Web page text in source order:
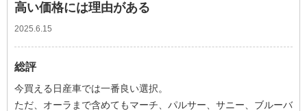
高い価格には理由がある
2025.6.15
総評
今買える日産車では一番良い選択。
ただ、オーラまで含めてもマーチ、パルサー、サニー、ブルーバ